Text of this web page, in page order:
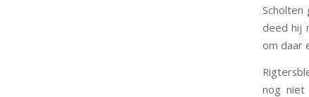
Scholten
deed hij
om daar
nog niet